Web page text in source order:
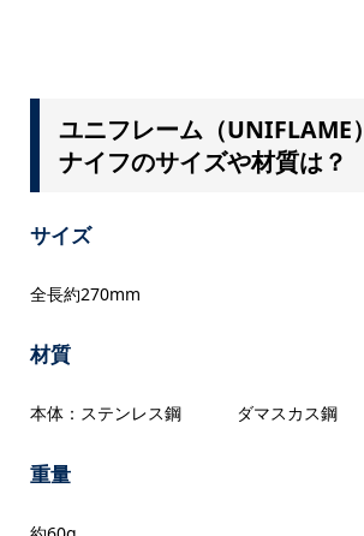
ユニフレーム（UNIFLAME
ナイフのサイズや材質は？
サイズ
全長約270mm
材質
本体：ステンレス鋼 ダマスカス鋼
重量